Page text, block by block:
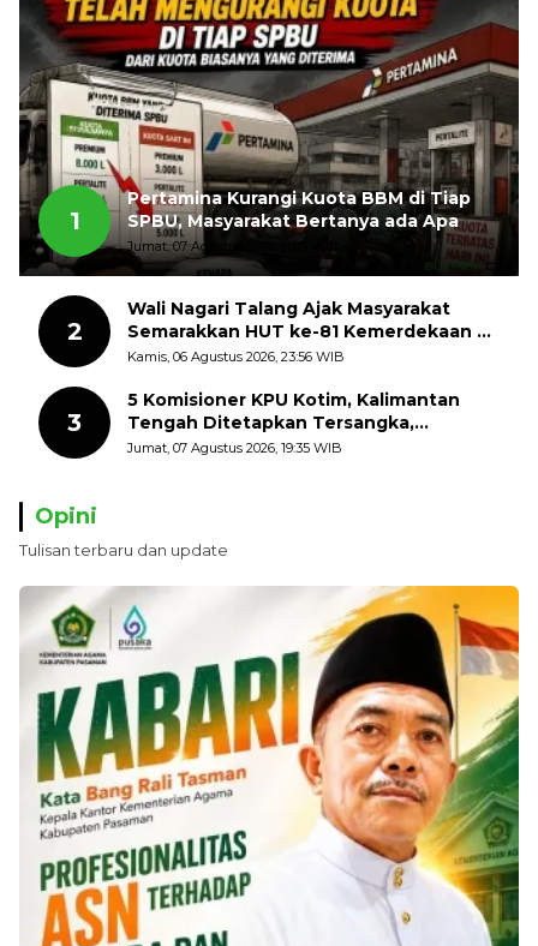
1
Pertamina Kurangi Kuota BBM di Tiap
SPBU, Masyarakat Bertanya ada Apa
Jumat, 07 Agustus 2026, 11:03 WIB
2
Wali Nagari Talang Ajak Masyarakat
Semarakkan HUT ke-81 Kemerdekaan RI
dengan Mengibarkan Bendera Merah
Kamis, 06 Agustus 2026, 23:56 WIB
3
5 Komisioner KPU Kotim, Kalimantan
Tengah Ditetapkan Tersangka,
Kerugian Negara ditaksir 10 Milyard
Jumat, 07 Agustus 2026, 19:35 WIB
Opini
Tulisan terbaru dan update